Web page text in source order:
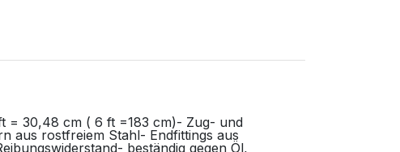
= 30,48 cm ( 6 ft =183 cm)- Zug- und
aus rostfreiem Stahl- Endfittings aus
beständig gegen Öl,